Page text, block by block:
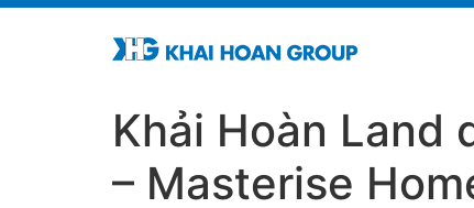
Khải Hoàn Land
– Masterise